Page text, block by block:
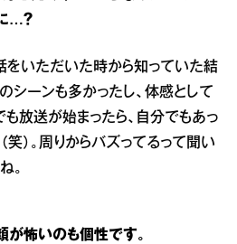
…？
をいただいた時から知っていた結
シーンも多かったし、体感として
も放送が始まったら、自分でもあっ
）。周りからバズってるって聞い
。
が怖いのも個性です。